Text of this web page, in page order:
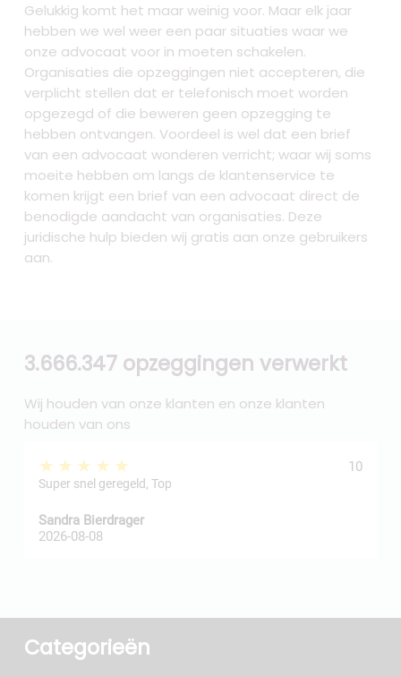
Gelukkig komt het maar weinig voor. Maar elk jaar
hebben we wel weer een paar situaties waar we
onze advocaat voor in moeten schakelen.
Organisaties die opzeggingen niet accepteren, die
verplicht stellen dat er telefonisch moet worden
opgezegd of die beweren geen opzegging te
hebben ontvangen. Voordeel is wel dat een brief
van een advocaat wonderen verricht; waar wij soms
moeite hebben om langs de klantenservice te
komen krijgt een brief van een advocaat direct de
benodigde aandacht van organisaties. Deze
juridische hulp bieden wij gratis aan onze gebruikers
aan.
3.666.347 opzeggingen verwerkt
Wij houden van onze klanten en onze klanten
houden van ons
★★★★★ 10
Super snel geregeld, Top
Sandra Bierdrager
2026-08-08
Categorieën